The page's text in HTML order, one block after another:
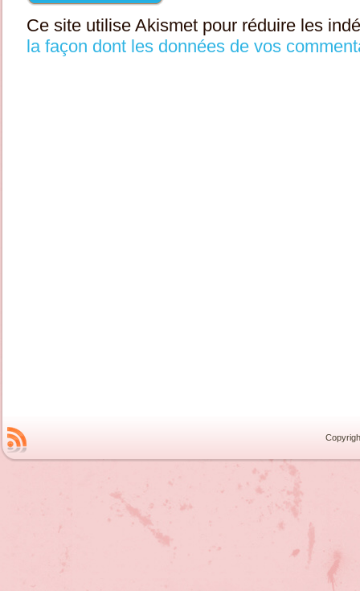
Ce site utilise Akismet pour réduire les
la façon dont les données de vos